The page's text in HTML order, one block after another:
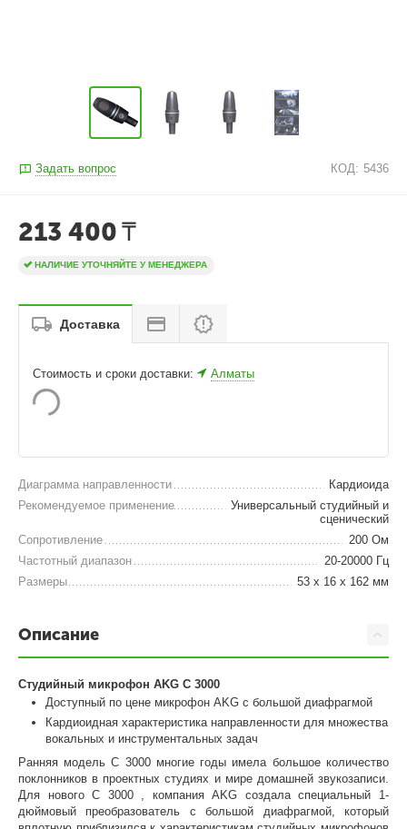
Задать вопрос КОД: 5436
213 400₸
НАЛИЧИЕ УТОЧНЯЙТЕ У МЕНЕДЖЕРА
Доставка
Стоимость и сроки доставки: Алматы
Диаграмма направленности
Кардиоида
Рекомендуемое применение
Универсальный студийный и
сценический
Сопротивление
200 Ом
Частотный диапазон
20-20000 Гц
Размеры
53 x 16 x 162 мм
Описание
Студийный микрофон AKG C 3000
Доступный по цене микрофон AKG с большой диафрагмой
Кардиоидная характеристика направленности для множества
вокальных и инструментальных задач
Ранняя модель C 3000 многие годы имела большое количество
поклонников в проектных студиях и мире домашней звукозаписи.
Для нового C 3000 , компания AKG создала специальный 1-
дюймовый преобразователь с большой диафрагмой, который